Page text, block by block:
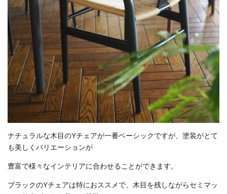
ナチュラルな木目のYチェアが一番ベーシックですが、塗装がとて
も美しくバリエーションが
豊富で様々なインテリアに合わせることができます。
ブラックのYチェアは特におススメで、木目を残しながらセミマッ